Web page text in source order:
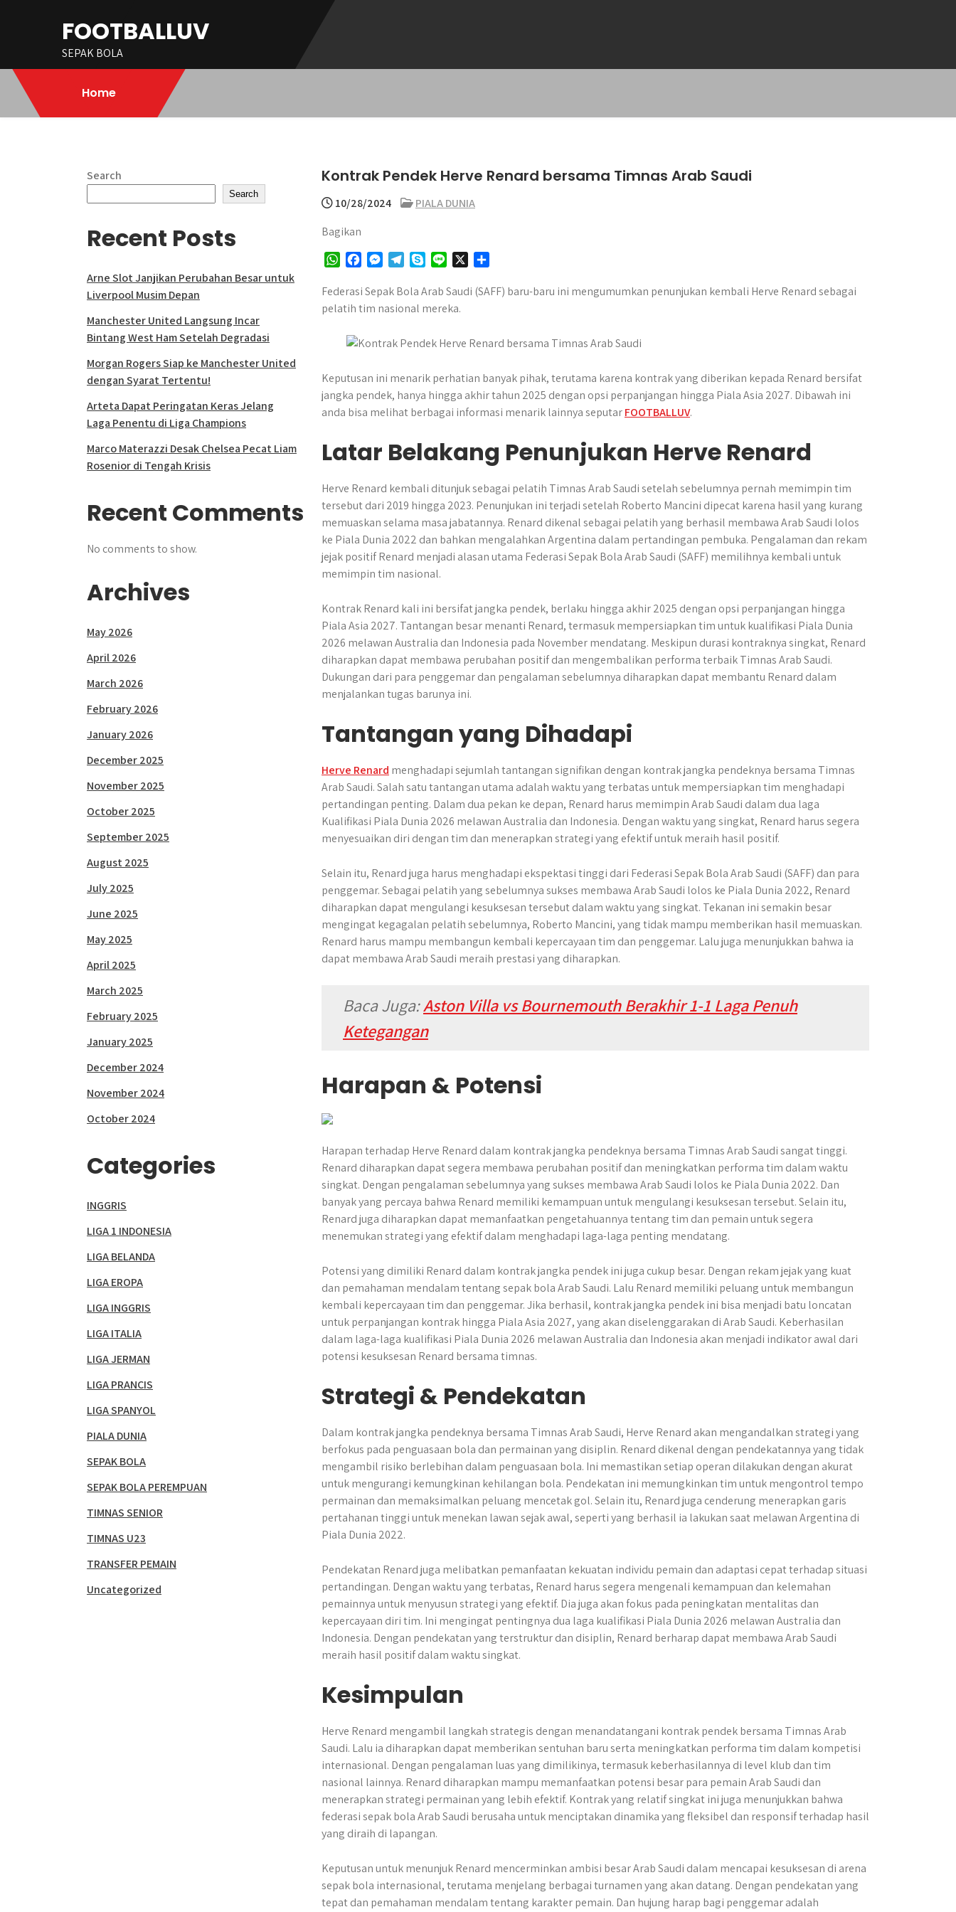
FOOTBALLUV
SEPAK BOLA
Home
Kontrak Pendek Herve Renard bersama Timnas Arab Saudi
10/28/2024
PIALA DUNIA
Bagikan
W
a
t
c
e
o
s
s
r
l
e
r
y
p
n
e
a
Federasi Sepak Bola Arab Saudi (SAFF) baru-baru ini mengumumkan penunjukan kembali Herve Renard sebagai
pelatih tim nasional mereka.
Keputusan ini menarik perhatian banyak pihak, terutama karena kontrak yang diberikan kepada Renard bersifat
jangka pendek, hanya hingga akhir tahun 2025 dengan opsi perpanjangan hingga Piala Asia 2027. Dibawah ini
anda bisa melihat berbagai informasi menarik lainnya seputarFOOTBALLUV.
Latar Belakang Penunjukan Herve Renard
Herve Renard kembali ditunjuk sebagai pelatih Timnas Arab Saudi setelah sebelumnya pernah memimpin tim
tersebut dari 2019 hingga 2023. Penunjukan ini terjadi setelah Roberto Mancini dipecat karena hasil yang kurang
memuaskan selama masa jabatannya. Renard dikenal sebagai pelatih yang berhasil membawa Arab Saudi lolos
ke Piala Dunia 2022 dan bahkan mengalahkan Argentina dalam pertandingan pembuka. Pengalaman dan rekam
jejak positif Renard menjadi alasan utama Federasi Sepak Bola Arab Saudi (SAFF) memilihnya kembali untuk
memimpin tim nasional.
Kontrak Renard kali ini bersifat jangka pendek, berlaku hingga akhir 2025 dengan opsi perpanjangan hingga
Piala Asia 2027. Tantangan besar menanti Renard, termasuk mempersiapkan tim untuk kualifikasi Piala Dunia
2026 melawan Australia dan Indonesia pada November mendatang. Meskipun durasi kontraknya singkat, Renard
diharapkan dapat membawa perubahan positif dan mengembalikan performa terbaik Timnas Arab Saudi.
Dukungan dari para penggemar dan pengalaman sebelumnya diharapkan dapat membantu Renard dalam
menjalankan tugas barunya ini.
Tantangan yang Dihadapi
Herve Renard menghadapi sejumlah tantangan signifikan dengan kontrak jangka pendeknya bersama Timnas
Arab Saudi. Salah satu tantangan utama adalah waktu yang terbatas untuk mempersiapkan tim menghadapi
pertandingan penting. Dalam dua pekan ke depan, Renard harus memimpin Arab Saudi dalam dua laga
Kualifikasi Piala Dunia 2026 melawan Australia dan Indonesia. Dengan waktu yang singkat, Renard harus segera
menyesuaikan diri dengan tim dan menerapkan strategi yang efektif untuk meraih hasil positif.
Selain itu, Renard juga harus menghadapi ekspektasi tinggi dari Federasi Sepak Bola Arab Saudi (SAFF) dan para
penggemar. Sebagai pelatih yang sebelumnya sukses membawa Arab Saudi lolos ke Piala Dunia 2022, Renard
diharapkan dapat mengulangi kesuksesan tersebut dalam waktu yang singkat. Tekanan ini semakin besar
mengingat kegagalan pelatih sebelumnya, Roberto Mancini, yang tidak mampu memberikan hasil memuaskan.
Renard harus mampu membangun kembali kepercayaan tim dan penggemar. Lalu juga menunjukkan bahwa ia
dapat membawa Arab Saudi meraih prestasi yang diharapkan.
Baca Juga:Aston Villa vs Bournemouth Berakhir 1-1 Laga Penuh
Ketegangan
Harapan & Potensi
Harapan terhadap Herve Renard dalam kontrak jangka pendeknya bersama Timnas Arab Saudi sangat tinggi.
Renard diharapkan dapat segera membawa perubahan positif dan meningkatkan performa tim dalam waktu
singkat. Dengan pengalaman sebelumnya yang sukses membawa Arab Saudi lolos ke Piala Dunia 2022. Dan
banyak yang percaya bahwa Renard memiliki kemampuan untuk mengulangi kesuksesan tersebut. Selain itu,
Renard juga diharapkan dapat memanfaatkan pengetahuannya tentang tim dan pemain untuk segera
menemukan strategi yang efektif dalam menghadapi laga-laga penting mendatang.
Potensi yang dimiliki Renard dalam kontrak jangka pendek ini juga cukup besar. Dengan rekam jejak yang kuat
dan pemahaman mendalam tentang sepak bola Arab Saudi. Lalu Renard memiliki peluang untuk membangun
kembali kepercayaan tim dan penggemar. Jika berhasil, kontrak jangka pendek ini bisa menjadi batu loncatan
untuk perpanjangan kontrak hingga Piala Asia 2027, yang akan diselenggarakan di Arab Saudi. Keberhasilan
dalam laga-laga kualifikasi Piala Dunia 2026 melawan Australia dan Indonesia akan menjadi indikator awal dari
potensi kesuksesan Renard bersama timnas.
Strategi & Pendekatan
Dalam kontrak jangka pendeknya bersama Timnas Arab Saudi, Herve Renard akan mengandalkan strategi yang
berfokus pada penguasaan bola dan permainan yang disiplin. Renard dikenal dengan pendekatannya yang tidak
mengambil risiko berlebihan dalam penguasaan bola. Ini memastikan setiap operan dilakukan dengan akurat
untuk mengurangi kemungkinan kehilangan bola. Pendekatan ini memungkinkan tim untuk mengontrol tempo
permainan dan memaksimalkan peluang mencetak gol. Selain itu, Renard juga cenderung menerapkan garis
pertahanan tinggi untuk menekan lawan sejak awal, seperti yang berhasil ia lakukan saat melawan Argentina di
Piala Dunia 2022.
Pendekatan Renard juga melibatkan pemanfaatan kekuatan individu pemain dan adaptasi cepat terhadap situasi
pertandingan. Dengan waktu yang terbatas, Renard harus segera mengenali kemampuan dan kelemahan
pemainnya untuk menyusun strategi yang efektif. Dia juga akan fokus pada peningkatan mentalitas dan
kepercayaan diri tim. Ini mengingat pentingnya dua laga kualifikasi Piala Dunia 2026 melawan Australia dan
Indonesia. Dengan pendekatan yang terstruktur dan disiplin, Renard berharap dapat membawa Arab Saudi
meraih hasil positif dalam waktu singkat.
Kesimpulan
Herve Renard mengambil langkah strategis dengan menandatangani kontrak pendek bersama Timnas Arab
Saudi. Lalu ia diharapkan dapat memberikan sentuhan baru serta meningkatkan performa tim dalam kompetisi
internasional. Dengan pengalaman luas yang dimilikinya, termasuk keberhasilannya di level klub dan tim
nasional lainnya. Renard diharapkan mampu memanfaatkan potensi besar para pemain Arab Saudi dan
menerapkan strategi permainan yang lebih efektif. Kontrak yang relatif singkat ini juga menunjukkan bahwa
federasi sepak bola Arab Saudi berusaha untuk menciptakan dinamika yang fleksibel dan responsif terhadap hasil
yang diraih di lapangan.
Keputusan untuk menunjuk Renard mencerminkan ambisi besar Arab Saudi dalam mencapai kesuksesan di arena
sepak bola internasional, terutama menjelang berbagai turnamen yang akan datang. Dengan pendekatan yang
tepat dan pemahaman mendalam tentang karakter pemain. Dan hujung harap bagi penggemar adalah
Search
Search
Recent Posts
Arne Slot Janjikan Perubahan Besar untuk
Liverpool Musim Depan
Manchester United Langsung Incar
Bintang West Ham Setelah Degradasi
Morgan Rogers Siap ke Manchester United
dengan Syarat Tertentu!
Arteta Dapat Peringatan Keras Jelang
Laga Penentu di Liga Champions
Marco Materazzi Desak Chelsea Pecat Liam
Rosenior di Tengah Krisis
Recent Comments
No comments to show.
Archives
May 2026
April 2026
March 2026
February 2026
January 2026
December 2025
November 2025
October 2025
September 2025
August 2025
July 2025
June 2025
May 2025
April 2025
March 2025
February 2025
January 2025
December 2024
November 2024
October 2024
Categories
INGGRIS
LIGA 1 INDONESIA
LIGA BELANDA
LIGA EROPA
LIGA INGGRIS
LIGA ITALIA
LIGA JERMAN
LIGA PRANCIS
LIGA SPANYOL
PIALA DUNIA
SEPAK BOLA
SEPAK BOLA PEREMPUAN
TIMNAS SENIOR
TIMNAS U23
TRANSFER PEMAIN
Uncategorized